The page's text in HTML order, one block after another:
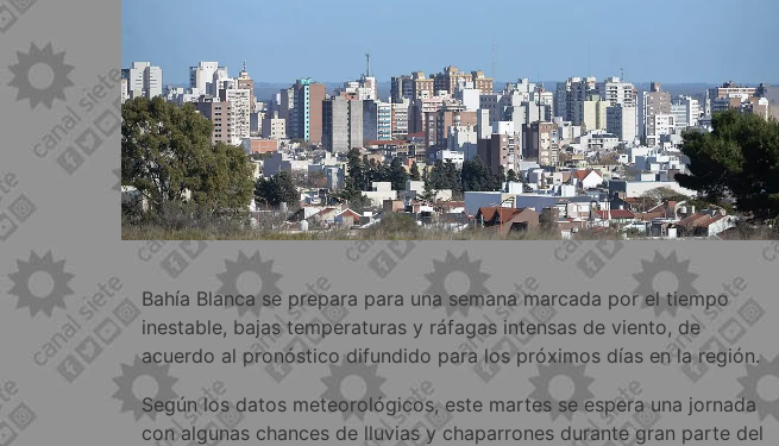
Bahía Blanca se prepara para una semana marcada por el tiempo
inestable, bajas temperaturas y ráfagas intensas de viento, de
acuerdo al pronóstico difundido para los próximos días en la región.
Según los datos meteorológicos, este martes se espera una jornada
con algunas chances de lluvias y chaparrones durante gran parte del